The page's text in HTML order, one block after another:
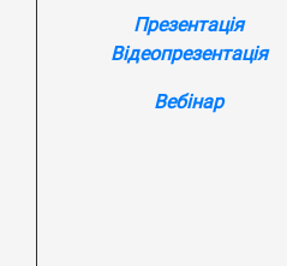
Презентація
Відеопрезентація
Вебінар